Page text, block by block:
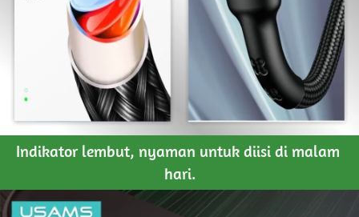
Indikator lembut, nyaman untuk diisi di malam
hari.